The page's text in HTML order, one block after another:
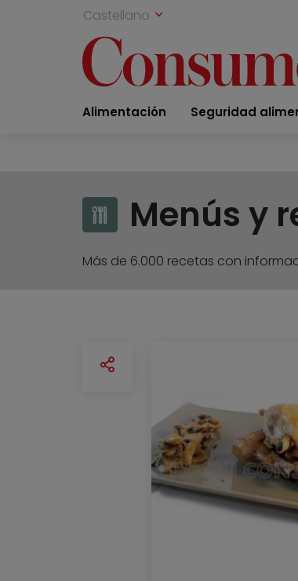
Castellano
Alimentación Seguridad
Menús y
Más de 6.000 recetas con